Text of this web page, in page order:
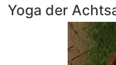
Yoga der